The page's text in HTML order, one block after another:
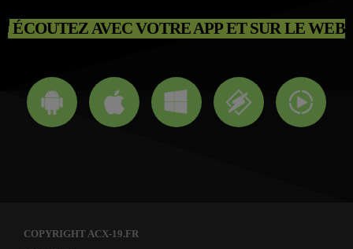
ÉCOUTEZ AVEC VOTRE APP ET SUR LE WEB
COPYRIGHT ACX-19.FR